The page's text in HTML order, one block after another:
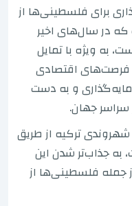
برای فلسطینی‌ها از
که در سال‌های اخیر
به ویژه با تمایل
فرصت‌های اقتصادی
و به دست
سراسر جهان.
ترکیه از طریق
شده است، به جذاب‌تر شدن این
جمله فلسطینی‌ها از